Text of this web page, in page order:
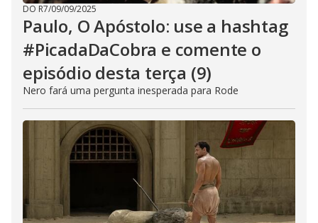
DO R7/09/09/2025
Paulo, O Apóstolo: use a hashtag
#PicadaDaCobra e comente o
episódio desta terça (9)
Nero fará uma pergunta inesperada para Rode